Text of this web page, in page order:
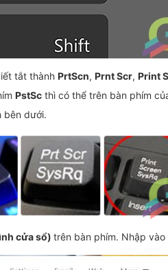
tắt thành PrtScn, Prnt Scr, Print
PstSc thì có thể trên bàn phím
bên dưới.
cửa sổ) trên bàn phím. Nhập